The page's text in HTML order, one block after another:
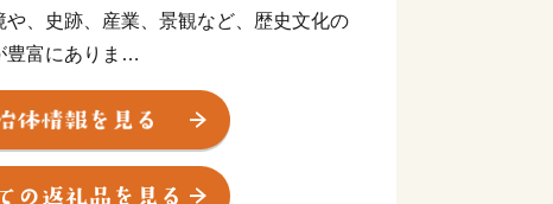
、史跡、産業、景観など、歴史文化の
富にありま
びや安らぎを与え、個性豊かで活力ある
に、本町に寄附していただいた個人や団
ら、記念品を贈呈しております。「ふる